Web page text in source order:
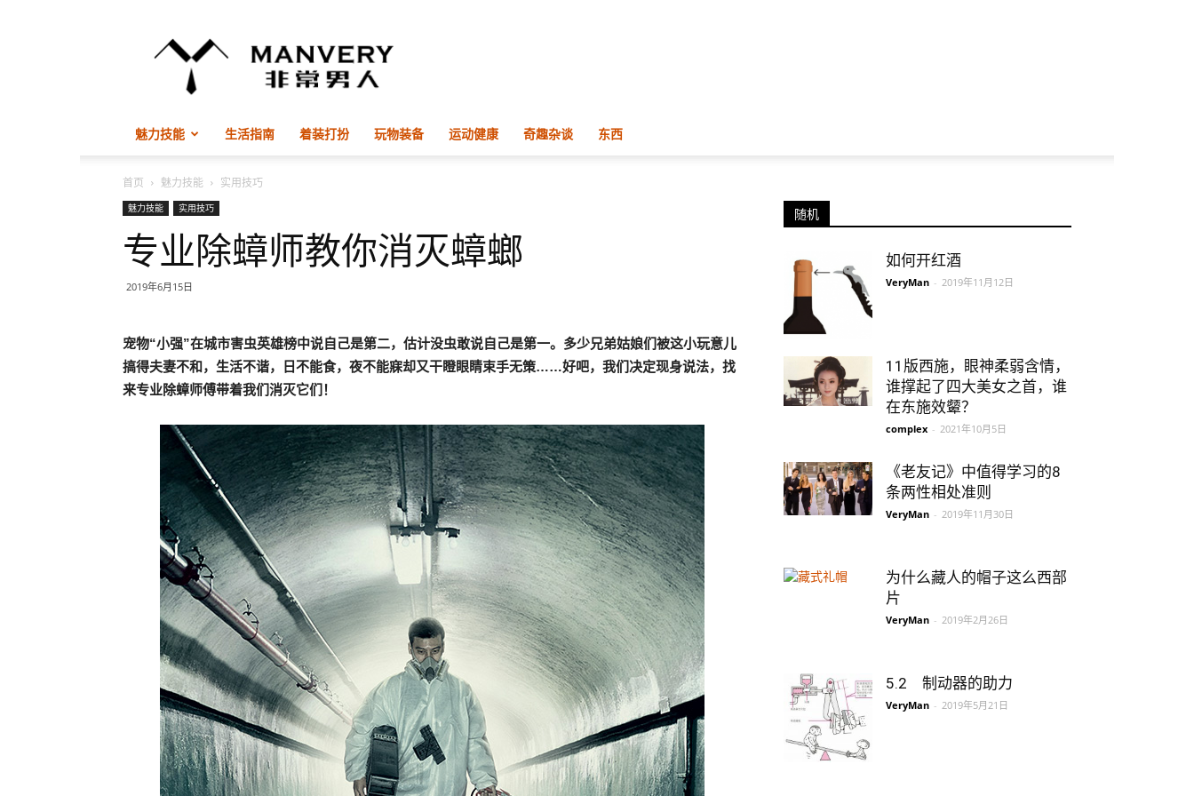
常
魅力技能
生活指南 着装打扮 玩物装备 运动健康 奇趣杂谈 东西
首页 魅力技能 实用技巧
魅力技能 实用技巧
专业除蟑师教你消灭蟑螂
2019年6月15日
宠物“小强”在城市害虫英雄榜中说自己是第二，估计没虫敢说自己是第一。多少兄弟姑娘们被这小玩意儿
搞得夫妻不和，生活不谐，日不能食，夜不能寐却又干瞪眼睛束手无策……好吧，我们决定现身说法，找
来专业除蟑师傅带着我们消灭它们！
随机
如何开红酒
VeryMan - 2019年11月12日
11版西施，眼神柔弱含情，
谁撑起了四大美女之首，谁
在东施效颦？
complex - 2021年10月5日
《老友记》中值得学习的8
条两性相处准则
VeryMan - 2019年11月30日
为什么藏人的帽子这么西部
片
VeryMan - 2019年2月26日
5.2 制动器的助力
VeryMan - 2019年5月21日